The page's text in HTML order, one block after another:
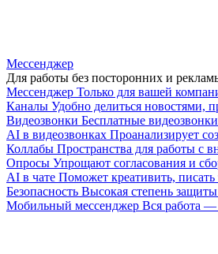
Мессенджер
Для работы без посторонних и
Мессенджер Только для вашей
Каналы Удобно делиться новостями,
Видеозвонки Бесплатные
AI в видеозвонках Проанализирует
Коллабы Пространства для работы с
Опросы Упрощают согласования и
AI в чате Поможет креативить,
Безопасность Высокая степень
Мобильный мессенджер Вся работа